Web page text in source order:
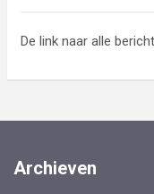
De link naar alle
Archieven